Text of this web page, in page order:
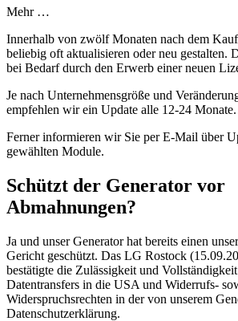
Mehr …
Innerhalb von zwölf Monaten nach dem
beliebig oft aktualisieren oder neu gestalten.
bei Bedarf durch den Erwerb einer neuen
Je nach Unternehmensgröße und
empfehlen wir ein Update alle 12-24 Monate.
Ferner informieren wir Sie per E-Mail über
gewählten Module.
Schützt der Generator vor
Abmahnungen?
Ja und unser Generator hat bereits einen
Gericht geschützt. Das LG Rostock
bestätigte die Zulässigkeit und
Datentransfers in die USA und Widerrufs-
Widerspruchsrechten in der von unserem
Datenschutzerklärung.